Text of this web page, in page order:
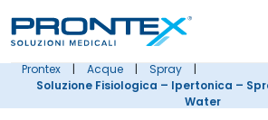
prontex | acque | spray
|
Soluzione Fisiologica – Ipertonica –
Water